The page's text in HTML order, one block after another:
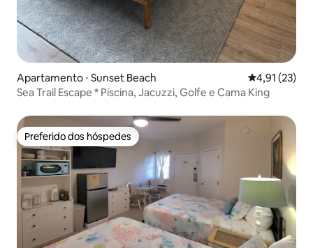
Apartamento ⋅ Sunset Beach 4,91 de uma
4,91 (23)
Sea Trail Escape * Piscina, Jacuzzi, Golfe e Cama King
Preferido dos hóspedes
Preferido dos hóspedes